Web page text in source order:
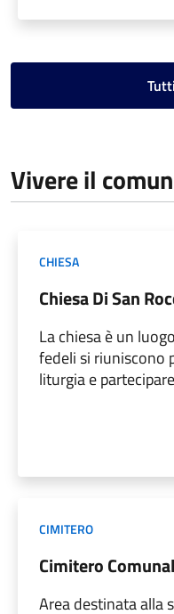
Vivere il
CHIESA
Chiesa Di San
La chiesa è un
fedeli si riuniscono
liturgia e
CIMITERO
Cimitero
Area destinata alla